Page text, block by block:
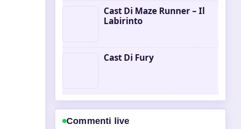
Cast Di Maze Runner – Il
Labirinto
Cast Di Fury
Commenti live